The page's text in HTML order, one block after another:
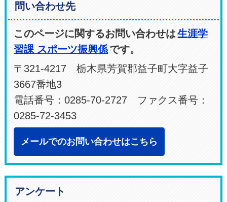
問い合わせ先
このページに関するお問い合わせは生涯学
習課 スポーツ振興係です。
〒321-4217 栃木県芳賀郡益子町大字益子
3667番地3
電話番号：0285-70-2727 ファクス番号：
0285-72-3453
メールでのお問い合わせはこちら
アンケート